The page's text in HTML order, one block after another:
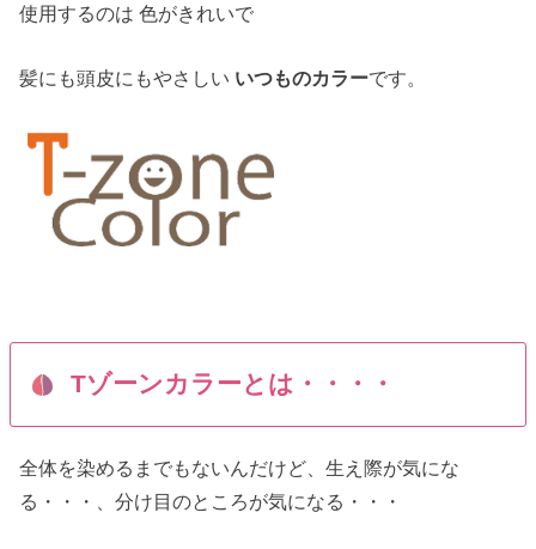
使用するのは 色がきれいで
髪にも頭皮にもやさしい いつものカラーです。
Tゾーンカラーとは・・・・
全体を染めるまでもないんだけど、生え際が気にな
る・・・、分け目のところが気になる・・・